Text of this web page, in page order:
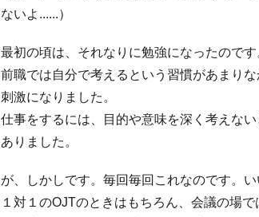
ないよ......）
最初の頃は、それなりに勉強になったのです
前職では自分で考えるという習慣があまり
刺激になりました。
仕事をするには、目的や意味を深く考えな
ありました。
が、しかしです。毎回毎回これなのです。
１対１のOJTのときはもちろん、会議の場